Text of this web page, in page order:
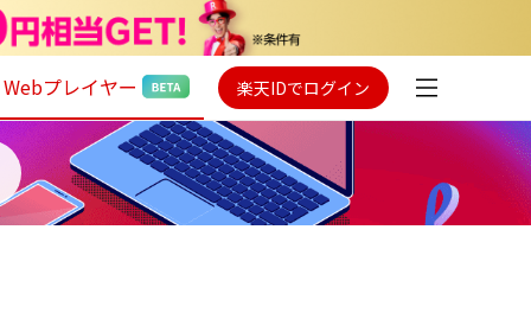
Webプレイヤー 楽天IDでログイン